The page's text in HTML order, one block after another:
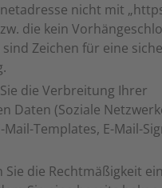
nicht mit
die kein
sind Zeichen für eine
die Verbreitung Ihrer
Daten (Soziale
Mail-Templates, E-Mail-
die Rechtmäßigkeit